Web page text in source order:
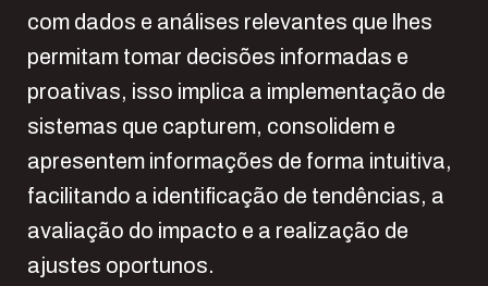
com dados e análises relevantes que lhes
permitam tomar decisões informadas e
proativas, isso implica a implementação de
sistemas que capturem, consolidem e
apresentem informações de forma intuitiva,
facilitando a identificação de tendências, a
avaliação do impacto e a realização de
ajustes oportunos.